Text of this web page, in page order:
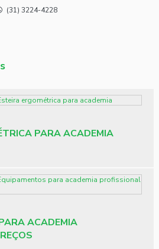
residencial
(31) 3224-4228
PARA ACADEMIA
ACADEMIA